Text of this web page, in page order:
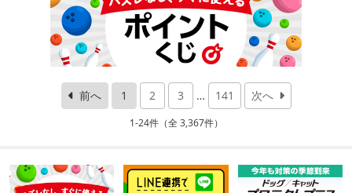
前へ 1 2 3 … 141 次へ
1-24件（全 3,367件）